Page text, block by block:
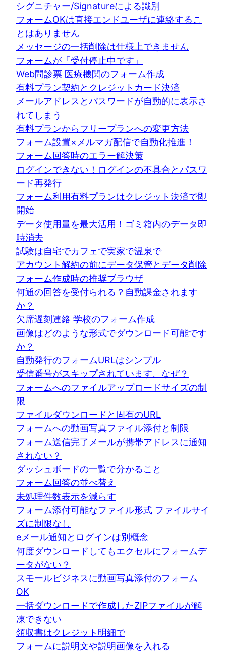
シグニチャー/Signatureによる識別
フォームOKは直接エンドユーザに連絡するこ
とはありません
メッセージの一括削除は仕様上できません
フォームが「受付停止中です」
Web問診票 医療機関のフォーム作成
有料プラン契約とクレジットカード決済
メールアドレスとパスワードが自動的に表示さ
れてしまう
有料プランからフリープランへの変更方法
フォーム設置×メルマガ配信で自動化推進！
フォーム回答時のエラー解決策
ログインできない！ログインの不具合とパスワ
ード再発行
フォーム利用有料プランはクレジット決済で即
開始
データ使用量を最大活用！ゴミ箱内のデータ即
時消去
試験は自宅でカフェで実家で温泉で
アカウント解約の前にデータ保管とデータ削除
フォーム作成時の推奨ブラウザ
何通の回答を受付られる？自動課金されます
か？
欠席遅刻連絡 学校のフォーム作成
画像はどのような形式でダウンロード可能です
か？
自動発行のフォームURLはシンプル
受信番号がスキップされています。なぜ？
フォームへのファイルアップロードサイズの制
限
ファイルダウンロードと固有のURL
フォームへの動画写真ファイル添付と制限
フォーム送信完了メールが携帯アドレスに通知
されない？
ダッシュボードの一覧で分かること
フォーム回答の並べ替え
未処理件数表示を減らす
フォーム添付可能なファイル形式 ファイルサイ
ズに制限なし
eメール通知とログインは別概念
何度ダウンロードしてもエクセルにフォームデ
ータがない？
スモールビジネスに動画写真添付のフォーム
OK
一括ダウンロードで作成したZIPファイルが解
凍できない
領収書はクレジット明細で
フォームに説明文や説明画像を入れる